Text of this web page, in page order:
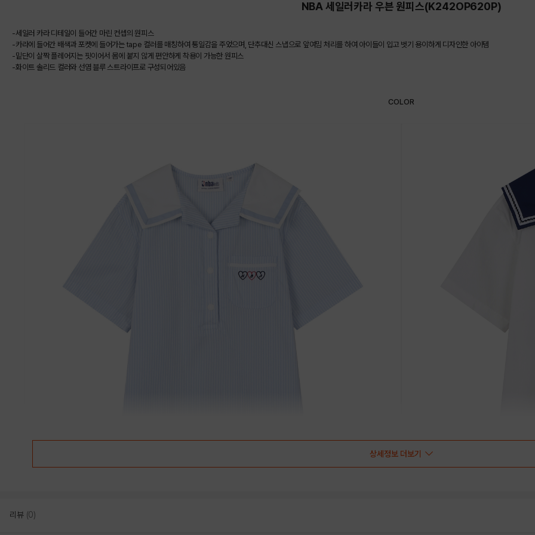
NBA 세일러카라 우븐 원피스(K242OP620P)
-세일러 카라 디테일이 들어간 마린 컨셉의 원피스
-카라에 들어간 배색과 포켓에 들어가는 tape 컬러를 매칭하여 통일감을 주었으며, 단추대신 스냅으로 앞여밈 처리를 하여 아이들이 입고 벗기 용이하게 디자인한 아이템
-밑단이 살짝 플레어지는 핏이어서 몸에 붙지 않게 편안하게 착용이 가능한 원피스
-화이트 솔리드 컬러와 선염 블루 스트라이프로 구성되어있음
COLOR
상세정보 더보기
리뷰 (0)